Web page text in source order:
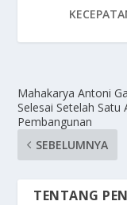
Mahakarya Antoni
Selesai Setelah Satu
Pembangunan
SEBELUMNYA
TENTANG